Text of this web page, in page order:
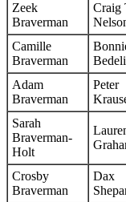
Zeek
Braverman
Craig
Camille
Braverman
Adam
Braverman
Peter
Sarah
Braverman-
Holt
Crosby
Braverman
Dax